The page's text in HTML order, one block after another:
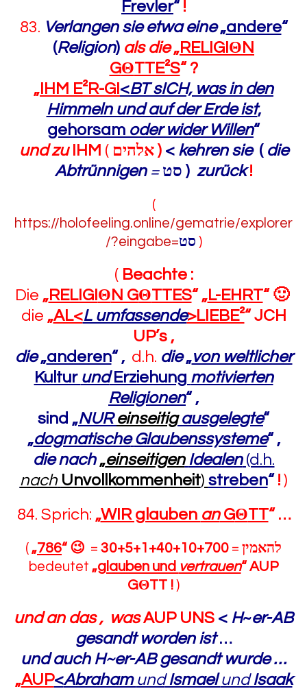
Frevler“ !
83. Verlangen sie etwa eine„andere“
(Religion) als die „RELIGI Θ N
GΘTTE²S“ ?
„ IHM E²R-GI <BT sICH, was in den
Himmeln und auf der Erde ist,
gehorsam oder wider Willen“
und zuIHM ( אלהים ) < kehren sie ( die
Abtrünnigen = ) zurück!
(
https://holofeeling.online/gematrie/explorer
/?eingabe=סט )
( Beachte :
Die „RELIGI Θ N GΘTTES“ „L-EHRT“ 🙂
die „AL<L umfassende>LIEBE²“ JCH
UP’s ,
die„anderen“ ,d.h. die„von weltlicher
Kultur undErziehung motivierten
Religionen“ ,
sind „NUReinseitigausgelegte“
„dogmatische Glaubenssysteme“ ,
die nach „einseitigen Idealen(d.h.
nach Unvollkommenheit) streben“ ! )
84. Sprich: „WIR glauben anGΘTT“ …
( „786“ 😉 = 30+5+1+40+10+700 = להאמין
bedeutet „glauben und vertrauen“AUP
GΘTT ! )
und an das , wasAUP UNS < H~er-AB
gesandt worden ist…
und auch H~er-AB gesandt wurde …
„AUP<Abraham undIsmaelundIsaak